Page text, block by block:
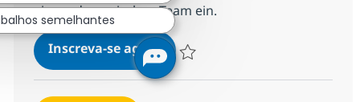
einem dynamischen Team ein.
Inscreva-se agoraLead Cloud Software
semelhantes